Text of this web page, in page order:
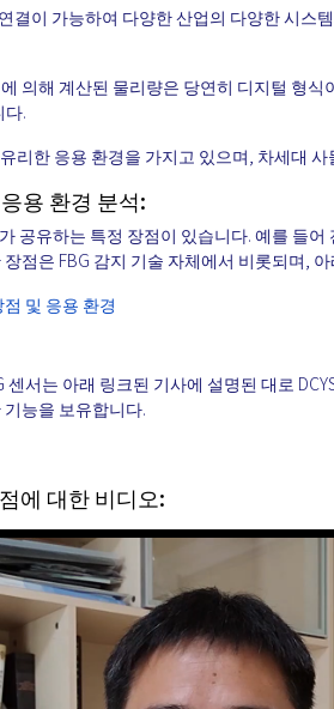
결이 가능하여 다양한 산업의 다양한 시스
에 의해 계산된 물리량은 당연히 디지털 형
다.
리한 응용 환경을 가지고 있으며, 차세대
용 환경 분석:
공유하는 특정 장점이 있습니다. 예를 들
점은 FBG 감지 기술 자체에서 비롯되며,
및 응용 환경
센서는 아래 링크된 기사에 설명된 대로
능을 보유합니다.
에 대한 비디오: